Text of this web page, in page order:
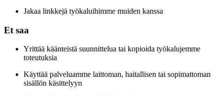
Jakaa linkkejä työkaluihimme muiden kanssa
Et saa
Yrittää käänteistä suunnittelua tai kopioida työkalujemme
toteutuksia
Käyttää palveluamme laittoman, haitallisen tai sopimattoman
sisällön käsittelyyn